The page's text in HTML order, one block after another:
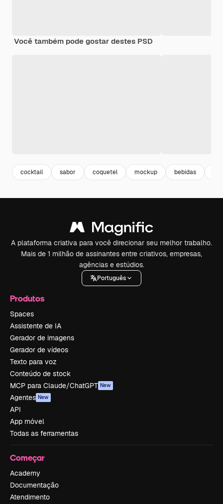
Você também pode gostar destes PSD
cocktail sabor coquetel mockup bebidas
A plataforma criativa para você direcionar seu melhor trabalho.
Mais de 1 milhão de assinantes entre criativos, empresas,
agências e estúdios.
Português
Produtos
Spaces
Assistente de IA
Gerador de imagens
Gerador de vídeos
Texto para voz
Conteúdo de stock
MCP para Claude/ChatGPT New
Agentes New
API
App móvel
Todas as ferramentas
Começar
Academy
Documentação
Atendimento